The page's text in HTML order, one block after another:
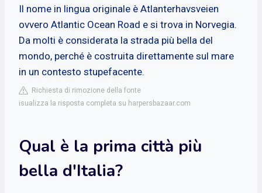
Il nome in lingua originale è Atlanterhavsveien
ovvero Atlantic Ocean Road e si trova in Norvegia.
Da molti è considerata la strada più bella del
mondo, perché è costruita direttamente sul mare
in un contesto stupefacente.
Richiesta di rimozione della fonte
isualizza la risposta completa su harpersbazaar.com
Qual è la prima città più
bella d'Italia?